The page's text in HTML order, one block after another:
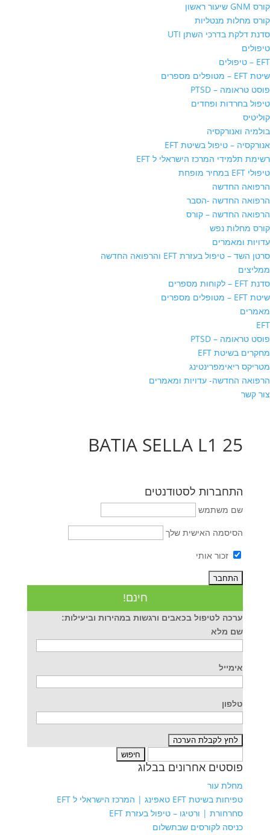
קורס GNM שיעור ראשון
קורס מחלות מנטליות
סדנת דלקת בדרכי השתן UTI
טיפולים
EFT – טיפולים
שיטת EFT – מטופלים מספרים
פוסט טראומה – PTSD
טיפול בחרדות ופחדים
קוליטיס
בולמיה ואנורקסיה
אנורקסיה – טיפול בשיטת EFT
רשימת תלמידי המרכז הישראלי ל EFT
טיפולי EFT במחיר מופחת
הרפואה החדשה
הרפואה החדשה -הסבר
הרפואה החדשה – קורס
קורס מחלות נפש
עדויות ומאמרים
סרטן השד – טיפול בעזרת EFT והרפואה החדשה
ממליצים
סדנת EFT – לקוחות מספרים
שיטת EFT – מטופלים מספרים
מאמרים
EFT
פוסט טראומה – PTSD
מחקרים בשיטת EFT
מטריקס ריאימפרינטינג
הרפואה החדשה- עדויות ומאמרים
צור קשר
BATIA SELLA L1 25
התחברות לסטודנטים
שם משתמש
הסיסמה האישית שלך
זכור אותי
חינם!
ערכה לטיפול בכאבים ורגשות במהירות וביעילות:
שם מלא
אימייל
טלפון
פוסטים אחרונים בבלוג
מחלת עור
טפיחות בשיטת EFT טאפינג | המרכז הישראלי ל EFT
סחרחורת | ורטיגו – טיפול בעזרת EFT
כניסה לקורסים שבתשלום